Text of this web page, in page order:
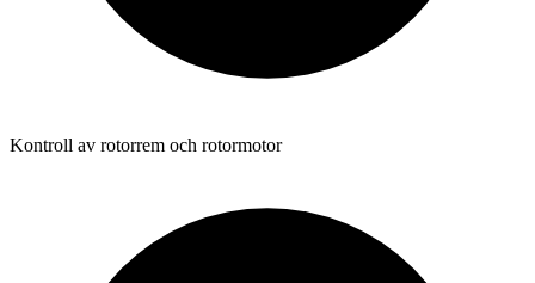
Kontroll av rotorrem och rotormotor